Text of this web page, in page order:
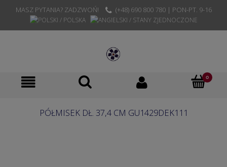
MASZ PYTANIA? ZADZWOŃ! (+48) 690 800 780 | PON-PT. 9-16
PÓŁMISEK DŁ. 37,4 CM GU1429DEK111